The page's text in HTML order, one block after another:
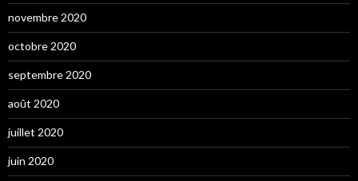
novembre 2020
octobre 2020
septembre 2020
août 2020
juillet 2020
juin 2020